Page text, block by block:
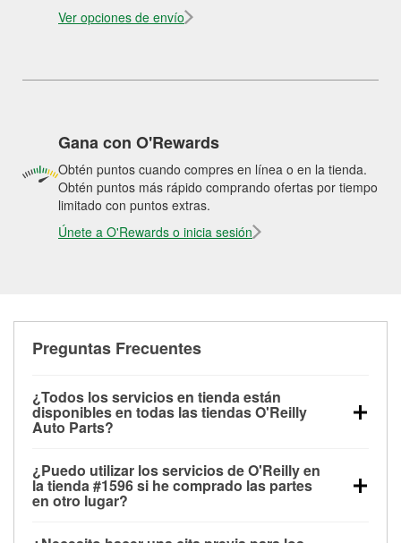
Ver opciones de envío
Gana con O'Rewards
Obtén puntos cuando compres en línea o en la tienda.
Obtén puntos más rápido comprando ofertas por tiempo
limitado con puntos extras.
Únete a O'Rewards o inicia sesión
Preguntas Frecuentes
¿Todos los servicios en tienda están
disponibles en todas las tiendas O'Reilly
Auto Parts?
las pruebas de batería, pruebas de alternador y
motor de arranque, revisión de la luz “Check Engine”
con O'Reilly VeriScan® e instalación de
limpiaparabrisas o bombillas, están disponibles en
¿Puedo utilizar los servicios de O'Reilly en
la tienda #1596 si he comprado las partes
en otro lugar?